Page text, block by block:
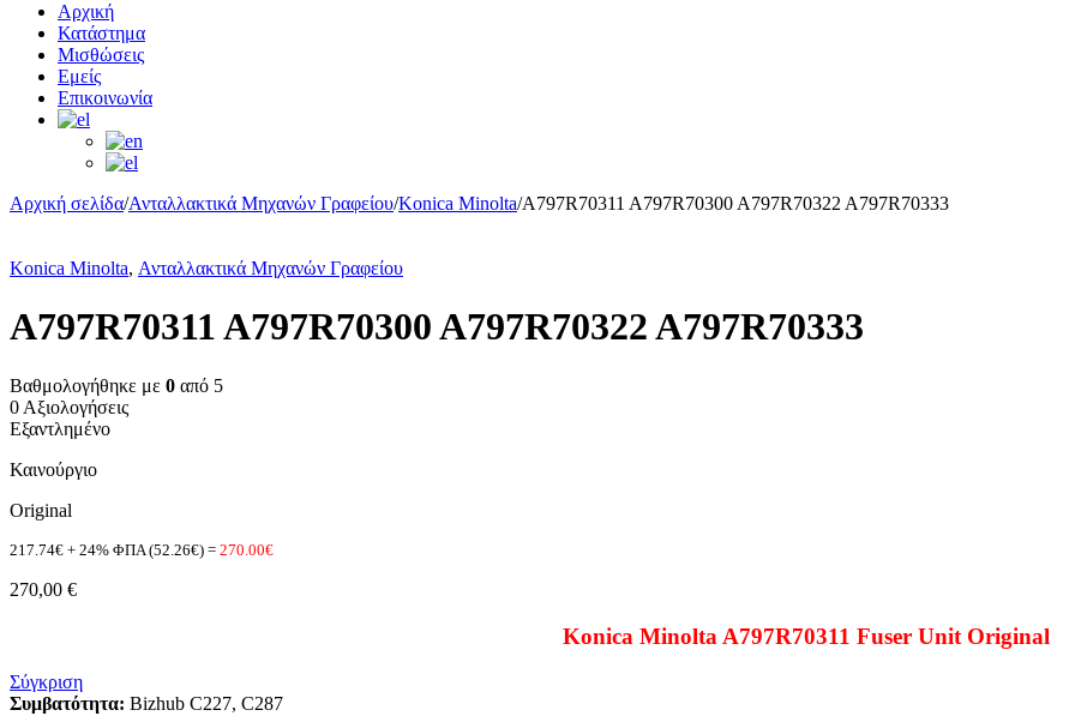
Αρχική
Κατάστημα
Μισθώσεις
Εμείς
Επικοινωνία
Αρχική σελίδα/Ανταλλακτικά Μηχανών Γραφείου/Konica Minolta/A797R70311 A797R70300 A797R70322 A797R70333
Konica Minolta, Ανταλλακτικά Μηχανών Γραφείου
A797R70311 A797R70300 A797R70322 A797R70333
Βαθμολογήθηκε με 0 από 5
0 Αξιολογήσεις
Εξαντλημένο
Καινούργιο
Original
217.74€ + 24% ΦΠΑ (52.26€) = 270.00€
270,00 €
Konica Minolta A797R70311 Fuser Unit Original
Σύγκριση
Συμβατότητα: Bizhub C227, C287